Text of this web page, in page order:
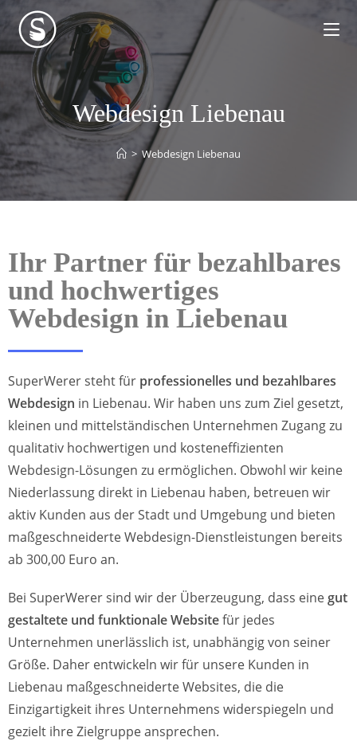
Webdesign Liebenau
> Webdesign Liebenau
Ihr Partner für bezahlbares
und hochwertiges
Webdesign in Liebenau
SuperWerer steht für professionelles und bezahlbares
Webdesign in Liebenau. Wir haben uns zum Ziel gesetzt,
kleinen und mittelständischen Unternehmen Zugang zu
qualitativ hochwertigen und kosteneffizienten
Webdesign-Lösungen zu ermöglichen. Obwohl wir keine
Niederlassung direkt in Liebenau haben, betreuen wir
aktiv Kunden aus der Stadt und Umgebung und bieten
maßgeschneiderte Webdesign-Dienstleistungen bereits
ab 300,00 Euro an.
Bei SuperWerer sind wir der Überzeugung, dass eine gut
gestaltete und funktionale Websitefür jedes
Unternehmen unerlässlich ist, unabhängig von seiner
Größe. Daher entwickeln wir für unsere Kunden in
Liebenau maßgeschneiderte Websites, die die
Einzigartigkeit ihres Unternehmens widerspiegeln und
gezielt ihre Zielgruppe ansprechen.